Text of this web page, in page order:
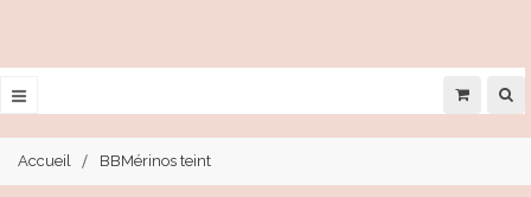
Accueil BBMérinos teint